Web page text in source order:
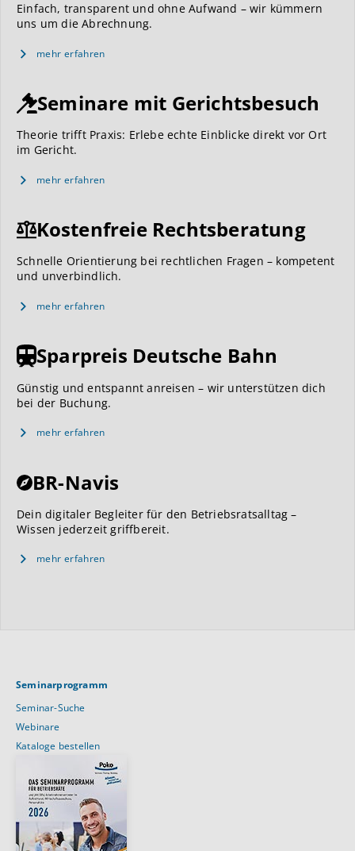
Einfach, transparent und ohne Aufwand – wir kümmern
uns um die Abrechnung.
mehr erfahren
Seminare mit Gerichtsbesuch
Theorie trifft Praxis: Erlebe echte Einblicke direkt vor Ort
im Gericht.
mehr erfahren
Kostenfreie Rechtsberatung
Schnelle Orientierung bei rechtlichen Fragen – kompetent
und unverbindlich.
mehr erfahren
Sparpreis Deutsche Bahn
Günstig und entspannt anreisen – wir unterstützen dich
bei der Buchung.
mehr erfahren
BR-Navis
Dein digitaler Begleiter für den Betriebsratsalltag –
Wissen jederzeit griffbereit.
mehr erfahren
Seminarprogramm
Seminar-Suche
Webinare
Kataloge bestellen